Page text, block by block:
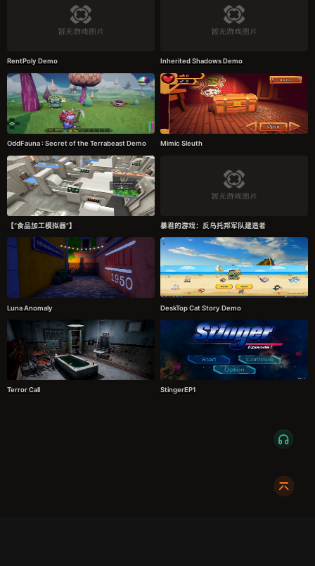
RentPoly Demo Inherited Shadows Demo
OddFauna : Secret of the Terrabeast Demo Mimic Sleuth
【“食品加工模拟器”】 暴君的游戏：反乌托邦军队建造者
Luna Anomaly DeskTop Cat Story Demo
Terror Call StingerEP1